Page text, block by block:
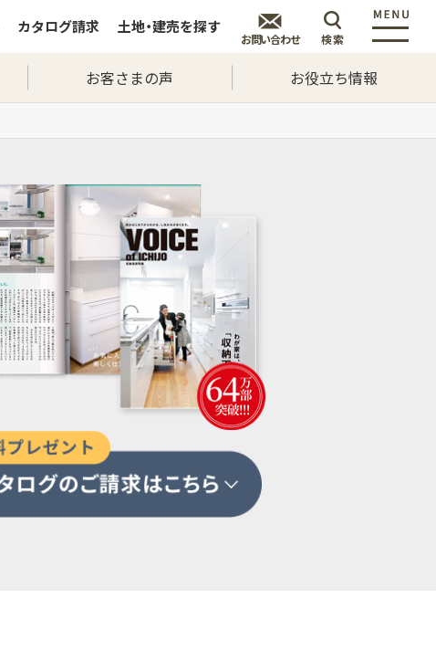
カタログ請求 土地・建売を探す
お問い合わせ 検索
お客さまの声 お役立ち情報